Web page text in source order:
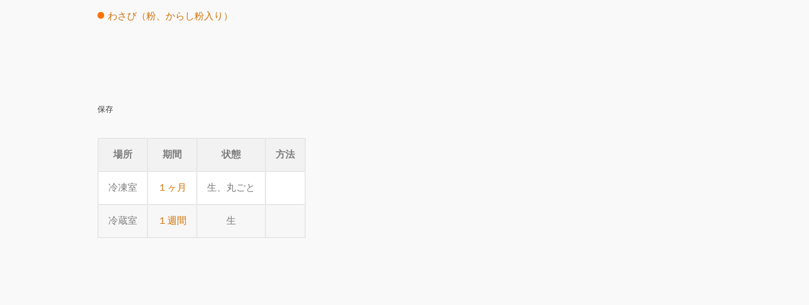
わさび（粉、からし粉入り）
保存
場所 期間 状態 方法
冷凍室 １ヶ月 生、丸ごと
冷蔵室 １週間 生